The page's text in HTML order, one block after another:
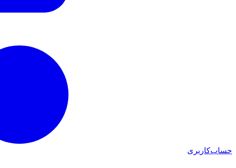
حساب‌کاربری